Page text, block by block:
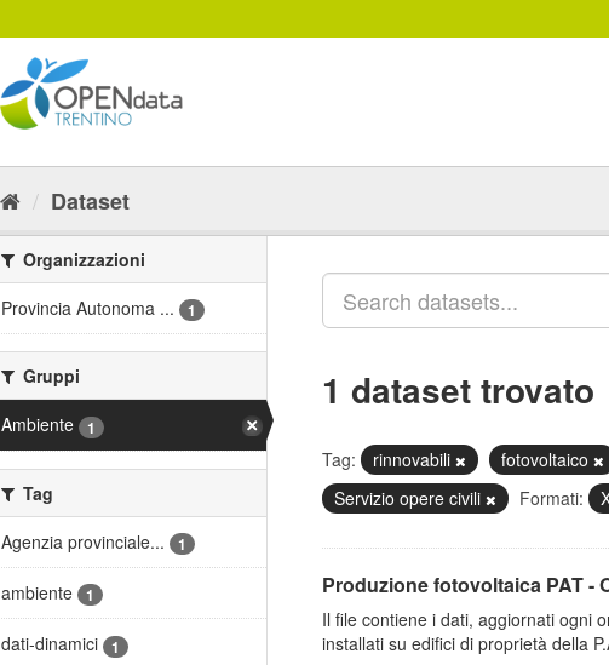
Dataset
Organizzazioni
Provincia Autonoma ...
1
Gruppi
Ambiente
1
Tag
Agenzia provinciale...
1
ambiente 1
dati-dinamici 1
1 dataset trovato
Tag: rinnovabili
fotovoltaico
Servizio opere civili
Formati:
Produzione fotovoltaica PAT -
Il file contiene i dati, aggiornati ogni
installati su edifici di proprietà della